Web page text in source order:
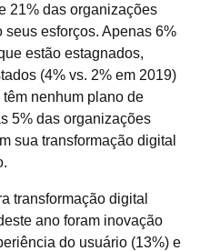
21% das organizações
esforços. Apenas 6%
estão estagnados,
(4% vs. 2% em 2019)
nenhum plano de
5% das organizações
sua transformação digital
transformação digital
ano foram inovação
do usuário (13%) e